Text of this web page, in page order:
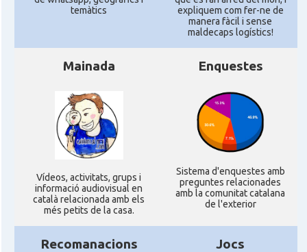
temàtics
expliquem com fer-ne de
manera fàcil i sense
maldecaps logí­stics!
Mainada
Ví­deos, activitats, grups i
informació audiovisual en
català relacionada amb els
més petits de la casa.
Enquestes
Sistema d'enquestes amb
preguntes relacionades
amb la comunitat catalana
de l'exterior
Recomanacions Jocs